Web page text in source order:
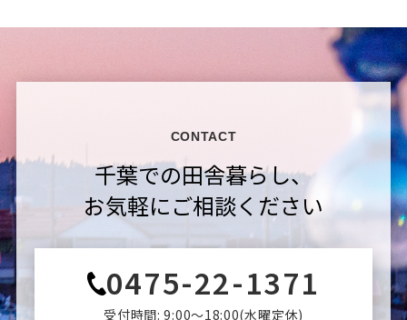
CONTACT
千葉での田舎暮らし、
お気軽にご相談ください
0475-22-1371
受付時間: 9:00〜18:00(⽔曜定休)